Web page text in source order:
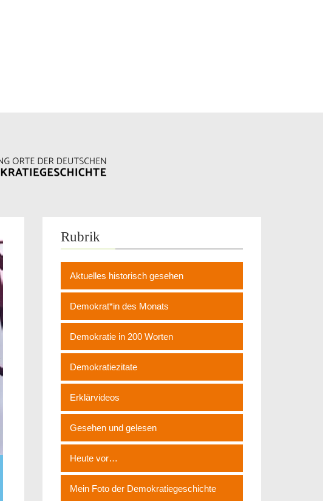
Rubrik
Aktuelles historisch gesehen
Demokrat*in des Monats
Demokratie in 200 Worten
Demokratiezitate
Erklärvideos
Gesehen und gelesen
Heute vor…
Mein Foto der Demokratiegeschichte